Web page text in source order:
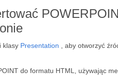
klasy Presentation , aby otworzyć
do formatu HTML, używając